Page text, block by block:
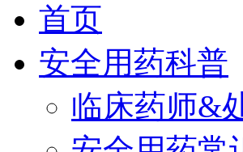
首页
安全用药科普
临床药师&